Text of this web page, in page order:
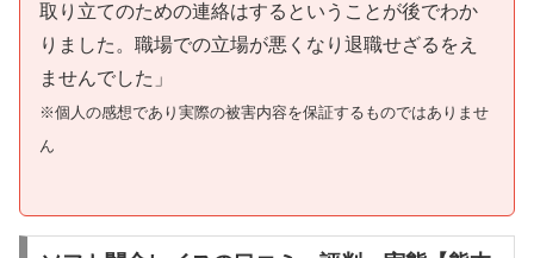
取り立てのための連絡はするということが後でわか
りました。職場での立場が悪くなり退職せざるをえ
ませんでした」
※個人の感想であり実際の被害内容を保証するものではありませ
ん